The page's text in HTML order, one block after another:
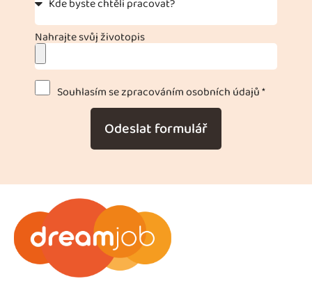
Nahrajte svůj životopis
Souhlasím se zpracováním osobních údajů *
Odeslat formulář